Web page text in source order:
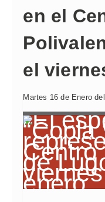
en el
el
Martes 16 de Enero